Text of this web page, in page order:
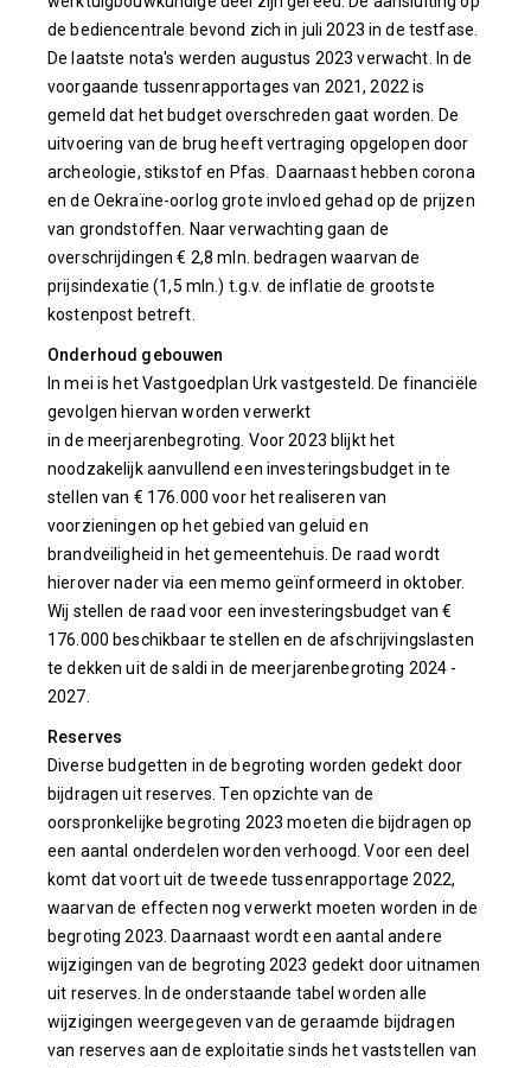
de bediencentrale bevond zich in juli 2023 in de testfase.
De laatste nota's werden augustus 2023 verwacht. In de
voorgaande tussenrapportages van 2021, 2022 is
gemeld dat het budget overschreden gaat worden. De
uitvoering van de brug heeft vertraging opgelopen door
archeologie, stikstof en Pfas. Daarnaast hebben corona
en de Oekraïne-oorlog grote invloed gehad op de prijzen
van grondstoffen. Naar verwachting gaan de
overschrijdingen € 2,8 mln. bedragen waarvan de
prijsindexatie (1,5 mln.) t.g.v. de inflatie de grootste
kostenpost betreft.
Onderhoud gebouwen
In mei is het Vastgoedplan Urk vastgesteld. De financiële
gevolgen hiervan worden verwerkt
in de meerjarenbegroting. Voor 2023 blijkt het
noodzakelijk aanvullend een investeringsbudget in te
stellen van € 176.000 voor het realiseren van
voorzieningen op het gebied van geluid en
brandveiligheid in het gemeentehuis. De raad wordt
hierover nader via een memo geïnformeerd in oktober.
Wij stellen de raad voor een investeringsbudget van €
176.000 beschikbaar te stellen en de afschrijvingslasten
te dekken uit de saldi in de meerjarenbegroting 2024 -
2027.
Reserves
Diverse budgetten in de begroting worden gedekt door
bijdragen uit reserves. Ten opzichte van de
oorspronkelijke begroting 2023 moeten die bijdragen op
een aantal onderdelen worden verhoogd. Voor een deel
komt dat voort uit de tweede tussenrapportage 2022,
waarvan de effecten nog verwerkt moeten worden in de
begroting 2023. Daarnaast wordt een aantal andere
wijzigingen van de begroting 2023 gedekt door uitnamen
uit reserves. In de onderstaande tabel worden alle
wijzigingen weergegeven van de geraamde bijdragen
van reserves aan de exploitatie sinds het vaststellen van